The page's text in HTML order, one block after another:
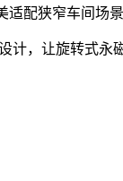
适配狭窄车间场景
计，让旋转式永